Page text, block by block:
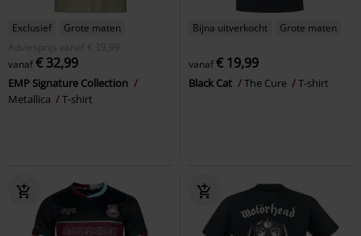
Exclusief
Grote maten
Adviesprijs
vanaf € 39,99
vanaf€ 32,99
EMP Signature Collection
Metallica
T-shirt
Bijna uitverkocht Grote maten
vanaf€ 19,99
Black Cat The Cure T-shirt